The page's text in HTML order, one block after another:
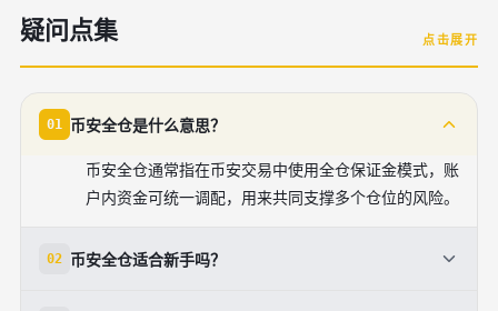
疑问点集 点击展开
01 币安全仓是什么意思？
币安全仓通常指在币安交易中使用全仓保证金模式，账
户内资金可统一调配，用来共同支撑多个仓位的风险。
02 币安全仓适合新手吗？